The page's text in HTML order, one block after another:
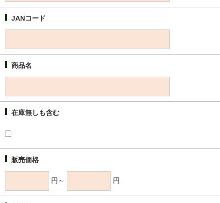
JANコード
商品名
在庫無しも含む
販売価格
円～ 円